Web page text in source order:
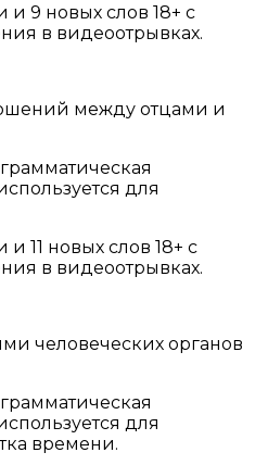
и 9 новых слов 18+ с
в видеоотрывках.
между отцами и
для
11 новых слов 18+ с
в видеоотрывках.
человеческих органов
для
времени.